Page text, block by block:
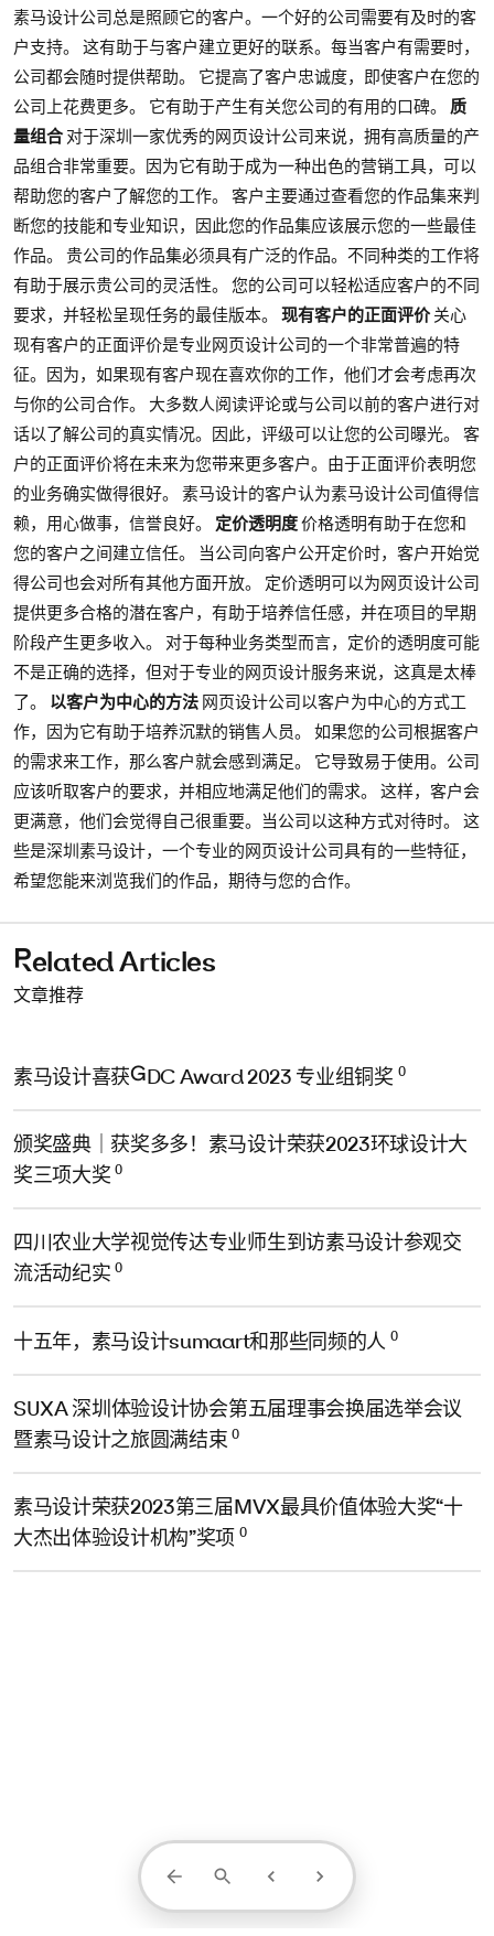
素马设计公司总是照顾它的客户。一个好的公司需要有及时的客
户支持。 这有助于与客户建立更好的联系。每当客户有需要时，
公司都会随时提供帮助。 它提高了客户忠诚度，即使客户在您的
公司上花费更多。 它有助于产生有关您公司的有用的口碑。 质
量组合 对于深圳一家优秀的网页设计公司来说，拥有高质量的产
品组合非常重要。因为它有助于成为一种出色的营销工具，可以
帮助您的客户了解您的工作。 客户主要通过查看您的作品集来判
断您的技能和专业知识，因此您的作品集应该展示您的一些最佳
作品。 贵公司的作品集必须具有广泛的作品。不同种类的工作将
有助于展示贵公司的灵活性。 您的公司可以轻松适应客户的不同
要求，并轻松呈现任务的最佳版本。 现有客户的正面评价关心
现有客户的正面评价是专业网页设计公司的一个非常普遍的特
征。因为，如果现有客户现在喜欢你的工作，他们才会考虑再次
与你的公司合作。 大多数人阅读评论或与公司以前的客户进行对
话以了解公司的真实情况。因此，评级可以让您的公司曝光。 客
户的正面评价将在未来为您带来更多客户。由于正面评价表明您
的业务确实做得很好。 素马设计的客户认为素马设计公司值得信
赖，用心做事，信誉良好。 定价透明度价格透明有助于在您和
您的客户之间建立信任。 当公司向客户公开定价时，客户开始觉
得公司也会对所有其他方面开放。 定价透明可以为网页设计公司
提供更多合格的潜在客户，有助于培养信任感，并在项目的早期
阶段产生更多收入。 对于每种业务类型而言，定价的透明度可能
不是正确的选择，但对于专业的网页设计服务来说，这真是太棒
了。 以客户为中心的方法 网页设计公司以客户为中心的方式工
作，因为它有助于培养沉默的销售人员。 如果您的公司根据客户
的需求来工作，那么客户就会感到满足。 它导致易于使用。公司
应该听取客户的要求，并相应地满足他们的需求。 这样，客户会
更满意，他们会觉得自己很重要。当公司以这种方式对待时。 这
些是深圳素马设计，一个专业的网页设计公司具有的一些特征，
希望您能来浏览我们的作品，期待与您的合作。
Related Articles
文章推荐
素马设计喜获GDC Award 2023 专业组铜奖 0
颁奖盛典｜获奖多多！素马设计荣获2023环球设计大
奖三项大奖 0
四川农业大学视觉传达专业师生到访素马设计参观交
流活动纪实 0
十五年，素马设计sumaart和那些同频的人 0
SUXA 深圳体验设计协会第五届理事会换届选举会议
暨素马设计之旅圆满结束 0
素马设计荣获2023第三届MVX最具价值体验大奖“十
大杰出体验设计机构”奖项 0